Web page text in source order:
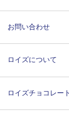
お問い合わせ
ロイズについて
ロイズチョコレー